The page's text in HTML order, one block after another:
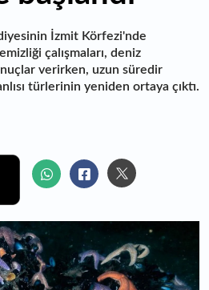
İzmit Körfezi'nde
çalışmaları, deniz
verirken, uzun süredir
türlerinin yeniden ortaya çıktı.